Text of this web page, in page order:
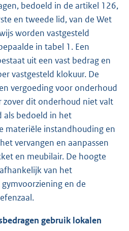
bedoeld in de artikel 126,
en tweede lid, van de Wet
worden vastgesteld
in tabel 1. Een
uit een vast bedrag en
vastgesteld klokuur. De
vergoeding voor onderhoud
zover dit onderhoud niet valt
als bedoeld in het
materiële instandhouding en
vervangen en aanpassen
en meubilair. De hoogte
van het
en de
gebruik lokalen